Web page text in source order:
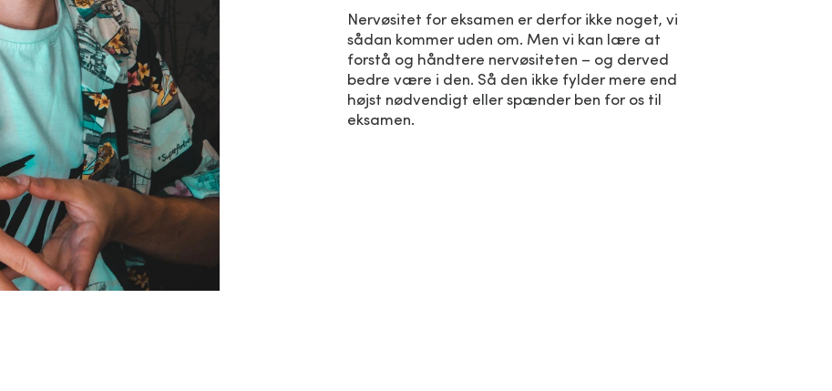
Nervøsitet for eksamen er derfor ikke noget, vi
sådan kommer uden om. Men vi kan lære at
forstå og håndtere nervøsiteten – og derved
bedre være i den. Så den ikke fylder mere end
højst nødvendigt eller spænder ben for os til
eksamen.